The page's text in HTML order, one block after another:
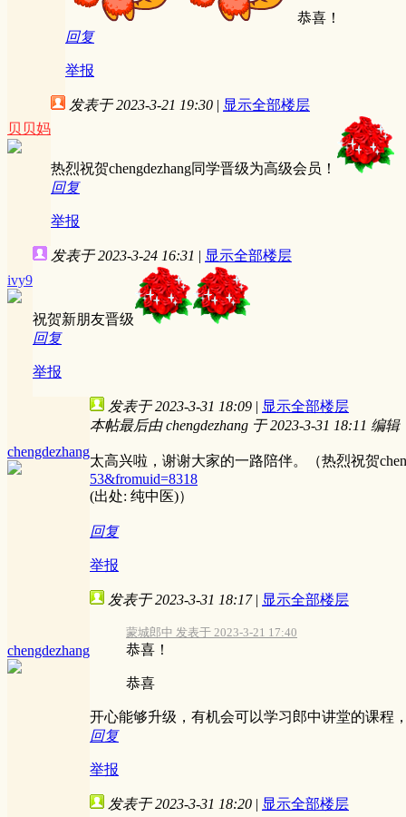
恭喜！
回复
举报
贝贝妈
发表于 2023-3-21 19:30 | 显示全部楼层
热烈祝贺chengdezhang同学晋级为高级会员！
回复
举报
ivy9
发表于 2023-3-24 16:31 | 显示全部楼层
祝贺新朋友晋级
回复
举报
chengdezhang
发表于 2023-3-31 18:09 | 显示全部楼层
本帖最后由 chengdezhang 于 2023-3-31 18:11 编辑
太高兴啦，谢谢大家的一路陪伴。（热烈祝贺
53&fromuid=8318
(出处: 纯中医)）
回复
举报
chengdezhang
发表于 2023-3-31 18:17 | 显示全部楼层
蒙城郎中 发表于 2023-3-21 17:40
恭喜！
恭喜
开心能够升级，有机会可以学习郎中讲堂的课程
回复
举报
发表于 2023-3-31 18:20 | 显示全部楼层